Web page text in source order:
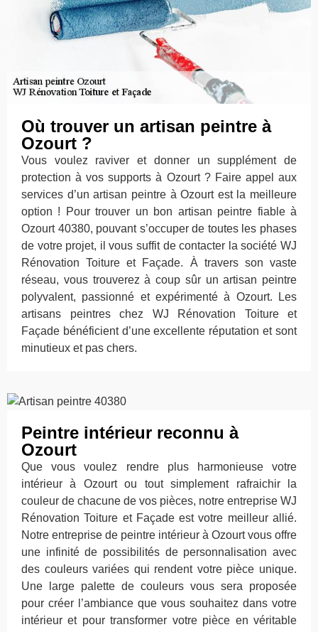
Où trouver un artisan peintre à
Ozourt ?
Vous voulez raviver et donner un supplément de
protection à vos supports à Ozourt ? Faire appel aux
services d’un artisan peintre à Ozourt est la meilleure
option ! Pour trouver un bon artisan peintre fiable à
Ozourt 40380, pouvant s’occuper de toutes les phases
de votre projet, il vous suffit de contacter la société WJ
Rénovation Toiture et Façade. À travers son vaste
réseau, vous trouverez à coup sûr un artisan peintre
polyvalent, passionné et expérimenté à Ozourt. Les
artisans peintres chez WJ Rénovation Toiture et
Façade bénéficient d’une excellente réputation et sont
minutieux et pas chers.
Peintre intérieur reconnu à
Ozourt
Que vous voulez rendre plus harmonieuse votre
intérieur à Ozourt ou tout simplement rafraichir la
couleur de chacune de vos pièces, notre entreprise WJ
Rénovation Toiture et Façade est votre meilleur allié.
Notre entreprise de peintre intérieur à Ozourt vous offre
une infinité de possibilités de personnalisation avec
des couleurs variées qui rendent votre pièce unique.
Une large palette de couleurs vous sera proposée
pour créer l’ambiance que vous souhaitez dans votre
intérieur et pour transformer votre pièce en véritable